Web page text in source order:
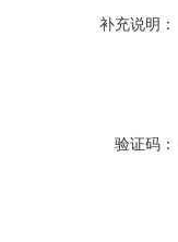
补充说明：
验证码：